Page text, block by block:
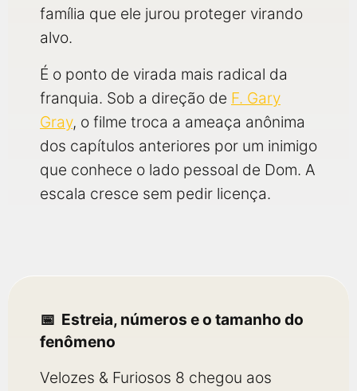
família que ele jurou proteger virando
alvo.
É o ponto de virada mais radical da
franquia. Sob a direção de F. Gary
Gray, o filme troca a ameaça anônima
dos capítulos anteriores por um inimigo
que conhece o lado pessoal de Dom. A
escala cresce sem pedir licença.
Estreia, números e o tamanho do
fenômeno
Velozes & Furiosos 8 chegou aos